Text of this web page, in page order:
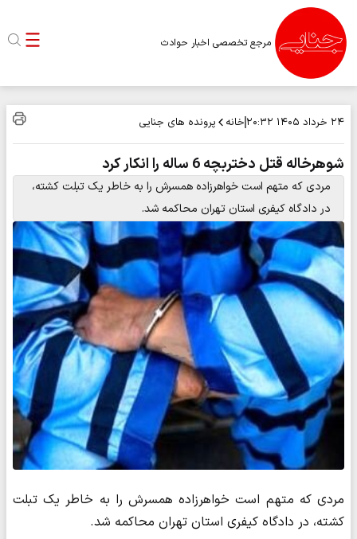
مرجع تخصصی اخبار حوادث
۲۴ خرداد ۱۴۰۵ ۲۰:۳۲ خانه پرونده های جنایی
شوهرخاله قتل دختربچه 6 ساله را انکار کرد
مردی که متهم است خواهرزاده همسرش را به خاطر یک تبلت کشته،
در دادگاه کیفری استان تهران محاکمه شد.
مردی که متهم است خواهرزاده همسرش را به خاطر یک تبلت
کشته، در دادگاه کیفری استان تهران محاکمه شد.